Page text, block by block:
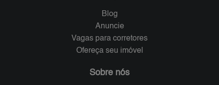
Blog
Anuncie
Vagas para corretores
Ofereça seu imóvel
Sobre nós